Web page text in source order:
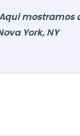
mostramos
York, NY